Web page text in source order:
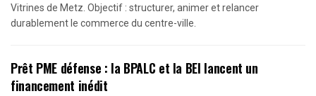
Vitrines de Metz. Objectif : structurer, animer et relancer
durablement le commerce du centre-ville.
Prêt PME défense : la BPALC et la BEI lancent un
financement inédit